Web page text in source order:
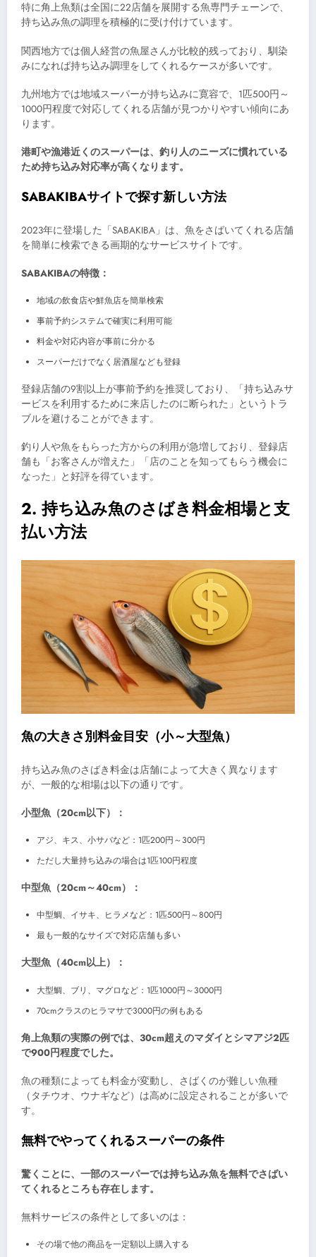
特に角上魚類は全国に22店舗を展開する魚専門チェーンで、
持ち込み魚の調理を積極的に受け付けています。
関西地方では個人経営の魚屋さんが比較的残っており、馴染
みになれば持ち込み調理をしてくれるケースが多いです。
九州地方では地域スーパーが持ち込みに寛容で、1匹500円～
1000円程度で対応してくれる店舗が見つかりやすい傾向にあ
ります。
港町や漁港近くのスーパーは、釣り人のニーズに慣れている
ため持ち込み対応率が高くなります。
SABAKIBAサイトで探す新しい方法
2023年に登場した「SABAKIBA」は、魚をさばいてくれる店舗
を簡単に検索できる画期的なサービスサイトです。
SABAKIBAの特徴：
地域の飲食店や鮮魚店を簡単検索
事前予約システムで確実に利用可能
料金や対応内容が事前に分かる
スーパーだけでなく居酒屋なども登録
登録店舗の9割以上が事前予約を推奨しており、「持ち込みサ
ービスを利用するために来店したのに断られた」というトラ
ブルを避けることができます。
釣り人や魚をもらった方からの利用が急増しており、登録店
舗も「お客さんが増えた」「店のことを知ってもらう機会に
なった」と好評を得ています。
2. 持ち込み魚のさばき料金相場と支
払い方法
魚の大きさ別料金目安（小～大型魚）
持ち込み魚のさばき料金は店舗によって大きく異なります
が、一般的な相場は以下の通りです。
小型魚（20cm以下）：
アジ、キス、小サバなど：1匹200円～300円
ただし大量持ち込みの場合は1匹100円程度
中型魚（20cm～40cm）：
中型鯛、イサキ、ヒラメなど：1匹500円～800円
最も一般的なサイズで対応店舗も多い
大型魚（40cm以上）：
大型鯛、ブリ、マグロなど：1匹1000円～3000円
70cmクラスのヒラマサで3000円の例もある
角上魚類の実際の例では、30cm超えのマダイとシマアジ2匹
で900円程度でした。
魚の種類によっても料金が変動し、さばくのが難しい魚種
（タチウオ、ウナギなど）は高めに設定されることが多いで
す。
無料でやってくれるスーパーの条件
驚くことに、一部のスーパーでは持ち込み魚を無料でさばい
てくれるところも存在します。
無料サービスの条件として多いのは：
その場で他の商品を一定額以上購入する